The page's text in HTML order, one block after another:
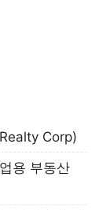
Corp)
용 부동산